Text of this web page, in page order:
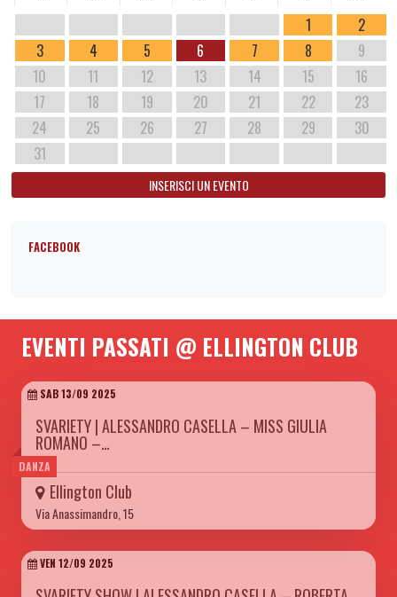
1
2
3
4 5 6 7 8
9
10
11 12 13 14 15
16
17
18 19 20 21 22
23
24
25 26 27 28 29
30
31
INSERISCI UN EVENTO
FACEBOOK
EVENTI PASSATI @ ELLINGTON CLUB
DANZA
SAB 13/09 2025
SVARIETY | ALESSANDRO CASELLA – MISS GIULIA
ROMANO –…
Ellington Club
Via Anassimandro, 15
VEN 12/09 2025